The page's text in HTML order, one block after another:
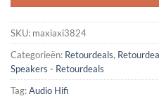
SKU: maxiaxi3824
Categorieën: Retourdeals,
Speakers - Retourdeals
Tag:Audio Hifi